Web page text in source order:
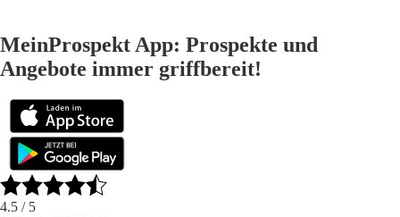
MeinProspekt App: Prospekte und
Angebote immer griffbereit!
4.5 / 5